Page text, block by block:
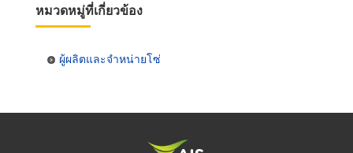
หมวดหมู่ที่เกี่ยวข้อง
ผู้ผลิตและจำหน่ายโซ่